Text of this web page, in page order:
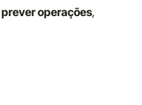
operações,